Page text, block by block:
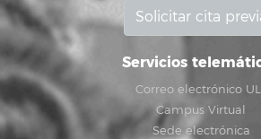
Solicitar cita
Servicios
Correo electrónico
Campus Virtual
Sede electrónica